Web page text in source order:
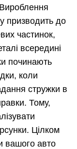
призводить до
частинок,
всередині
починають
коли
стружки в
Тому,
Цілком
вашого авто